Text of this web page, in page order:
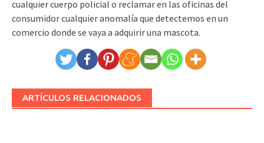
cualquier cuerpo policial o reclamar en las oficinas del
consumidor cualquier anomalía que detectemos en un
comercio donde se vaya a adquirir una mascota.
ARTÍCULOS RELACIONADOS